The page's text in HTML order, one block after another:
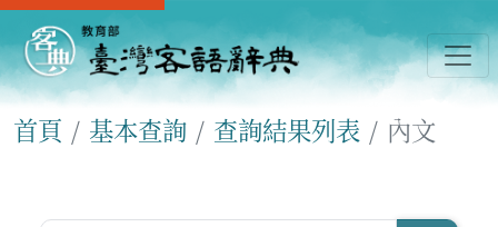
首頁 基本查詢 查詢結果列表 內文